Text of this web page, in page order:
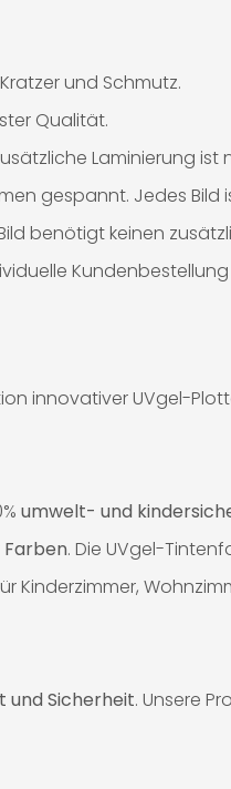
und Schmutz.
Qualität.
Laminierung ist
gespannt. Jedes
benötigt keinen
innovativer UVgel-
umwelt- und
. Die UVgel-
Kinderzimmer,
und Sicherheit. Unsere